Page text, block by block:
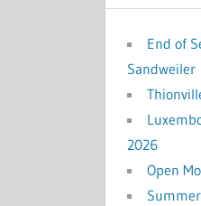
End of
Sandweiler
2026
Open